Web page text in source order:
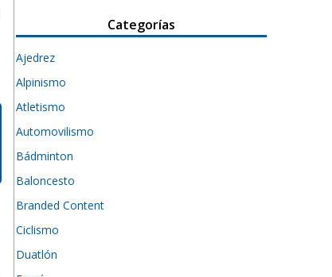
Categorías
Ajedrez
Alpinismo
Atletismo
Automovilismo
Bádminton
Baloncesto
Branded Content
Ciclismo
Duatlón